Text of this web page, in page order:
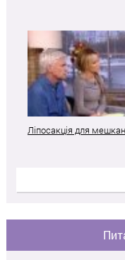
Ліпосакція для